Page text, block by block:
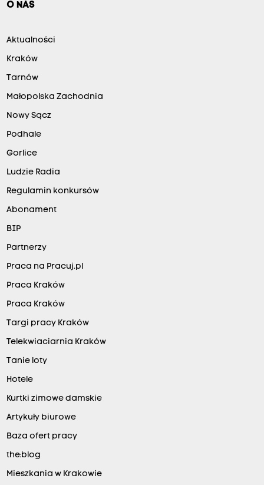
O NAS
Aktualności
Kraków
Tarnów
Małopolska Zachodnia
Nowy Sącz
Podhale
Gorlice
Ludzie Radia
Regulamin konkursów
Abonament
BIP
Partnerzy
Praca na Pracuj.pl
Praca Kraków
Praca Kraków
Targi pracy Kraków
Telekwiaciarnia Kraków
Tanie loty
Hotele
Kurtki zimowe damskie
Artykuły biurowe
Baza ofert pracy
the:blog
Mieszkania w Krakowie